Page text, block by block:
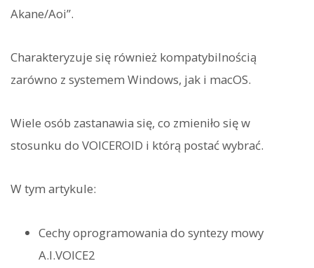
Akane/Aoi”.
Charakteryzuje się również kompatybilnością
zarówno z systemem Windows, jak i macOS.
Wiele osób zastanawia się, co zmieniło się w
stosunku do VOICEROID i którą postać wybrać.
W tym artykule:
Cechy oprogramowania do syntezy mowy
A.I.VOICE2